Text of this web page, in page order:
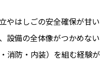
やはしごの安全確保が甘い
設備の全体像がつかめない
消防・内装）を組む経験が